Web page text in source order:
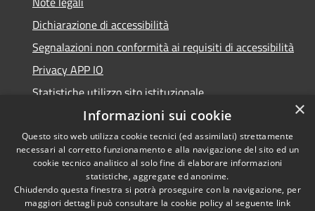
Dichiarazione di accessibilità
Segnalazioni non conformità ai requisiti di accessibilità
Privacy APP IO
Statistiche utilizzo sito istituzionale
Qualità dei Servizi Comunali
RSS
Accessibilità
Copyright © 2023 •
Città di Peschiera
×
Informazioni sui cookie
Questo sito web utilizza cookie tecnici (ed assimilati) strettamente
necessari al corretto funzionamento e alla navigazione del sito ed un
cookie tecnico analitico al solo fine di elaborare informazioni
statistiche, aggregate ed anonime.
Chiudendo questa finestra si potrà proseguire con la navigazione, per
maggiori dettagli può consultare la cookie policy al seguente link